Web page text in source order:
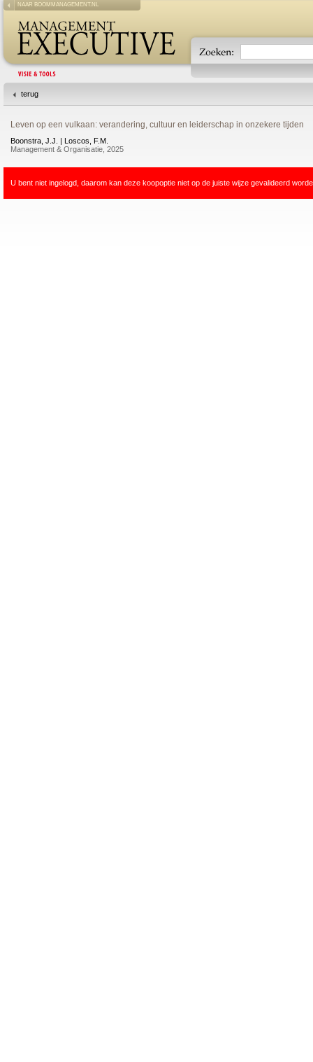
NAAR BOOMMANAGEMENT.NL
terug
Leven op een vulkaan: verandering, cultuur en leiderschap in onzekere tijden
Boonstra, J.J. | Loscos, F.M.
Management & Organisatie, 2025
U bent niet ingelogd, daarom kan deze koopoptie niet op de juiste wijze gevalideerd